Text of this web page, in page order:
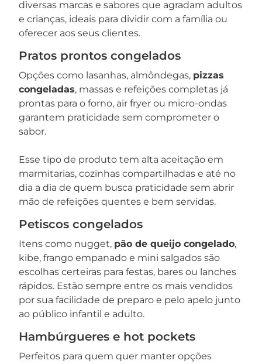
diversas marcas e sabores que agradam adultos
e crianças, ideais para dividir com a família ou
oferecer aos seus clientes.
Pratos prontos congelados
Opções como lasanhas, almôndegas, pizzas
congeladas, massas e refeições completas já
prontas para o forno, air fryer ou micro-ondas
garantem praticidade sem comprometer o
sabor.
Esse tipo de produto tem alta aceitação em
marmitarias, cozinhas compartilhadas e até no
dia a dia de quem busca praticidade sem abrir
mão de refeições quentes e bem servidas.
Petiscos congelados
Itens como nugget, pão de queijo congelado,
kibe, frango empanado e mini salgados são
escolhas certeiras para festas, bares ou lanches
rápidos. Estão sempre entre os mais vendidos
por sua facilidade de preparo e pelo apelo junto
ao público infantil e adulto.
Hambúrgueres e hot pockets
Perfeitos para quem quer manter opções